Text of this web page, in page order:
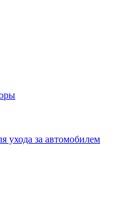
ухода за автомобилем